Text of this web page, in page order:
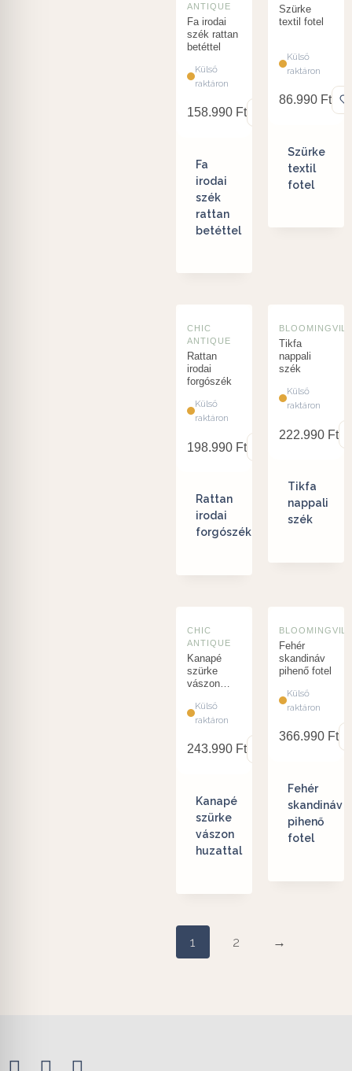
ANTIQUE
Fa irodai
szék rattan
betéttel
Külső
raktáron
158.990 Ft
Fa
irodai
szék
rattan
betéttel
Szürke
textil fotel
Külső
raktáron
86.990 Ft
Szürke
textil
fotel
CHIC
ANTIQUE
Rattan
irodai
forgószék
Külső
raktáron
198.990 Ft
Rattan
irodai
forgószék
Tikfa
nappali
szék
Külső
raktáron
222.990 Ft
Tikfa
nappali
szék
CHIC
ANTIQUE
Kanapé
szürke
vászon
Külső
raktáron
243.990 Ft
Kanapé
szürke
vászon
huzattal
Fehér
skandináv
pihenő fotel
Külső
raktáron
366.990 Ft
Fehér
skandináv
pihenő
fotel
1 2 →